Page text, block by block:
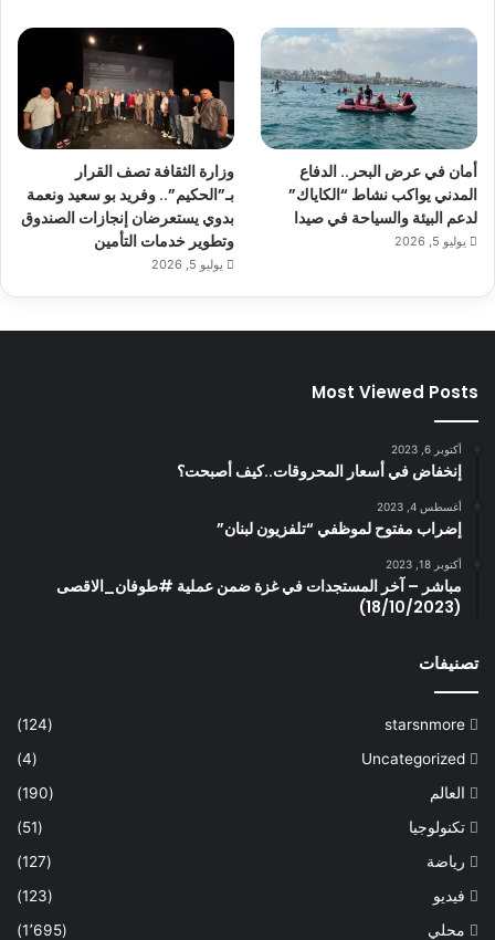
أمان في عرض البحر.. الدفاع
المدني يواكب نشاط “الكاياك”
لدعم البيئة والسياحة في صيدا
يوليو 5, 2026
وزارة الثقافة تصف القرار
بـ”الحكيم”.. وفريد بو سعيد ونعمة
بدوي يستعرضان إنجازات الصندوق
وتطوير خدمات التأمين
يوليو 5, 2026
Most Viewed Posts
أكتوبر 6, 2023
إنخفاض في أسعار المحروقات..كيف أصبحت؟
أغسطس 4, 2023
إضراب مفتوح لموظفي “تلفزيون لبنان”
أكتوبر 18, 2023
مباشر – آخر المستجدات في غزة ضمن عملية #طوفان_الاقصى
(18/10/2023)
تصنيفات
starsnmore
(124)
Uncategorized
(4)
العالم
(190)
تكنولوجيا
(51)
رياضة
(127)
فيديو
(123)
محلي
(1٬695)